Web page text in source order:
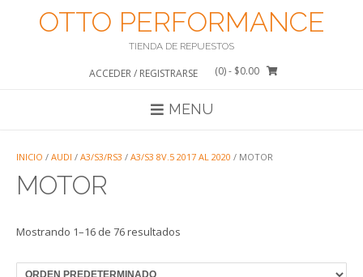
OTTO PERFORMANCE
TIENDA DE REPUESTOS
ACCEDER / REGISTRARSE (0)- $0.00
MENU
INICIO / AUDI / A3/S3/RS3 / A3/S3 8V.5 2017 AL 2020 / MOTOR
MOTOR
Mostrando 1–16 de 76 resultados